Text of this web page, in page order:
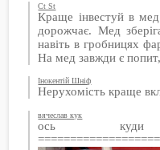
Ct St
Краще інвестуй в
дорожчає. Мед
навіть в гробницях
На мед завжди є
Інокентій Шніф
Нерухомість краще
вячеслав кук
ось куди